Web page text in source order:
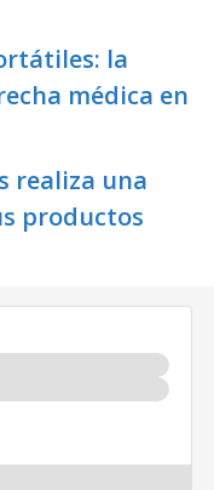
la
médica en
realiza una
productos